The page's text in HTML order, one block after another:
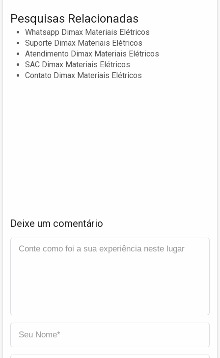
Pesquisas Relacionadas
Whatsapp Dimax Materiais Elétricos
Suporte Dimax Materiais Elétricos
Atendimento Dimax Materiais Elétricos
SAC Dimax Materiais Elétricos
Contato Dimax Materiais Elétricos
Deixe um comentário